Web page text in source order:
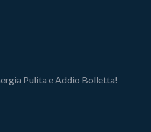
Pulita e Addio Bolletta!